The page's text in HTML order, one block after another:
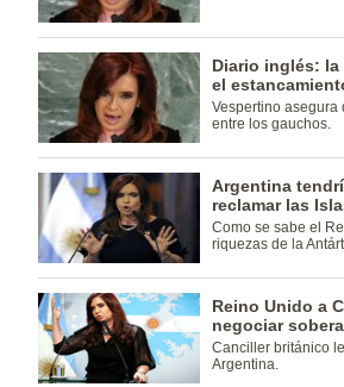
Diario inglés:
el
Vespertino asegura
entre los gauchos.
Argentina
reclamar las
Como se sabe el
riquezas de la
Reino Unido a
negociar
Canciller británico
Argentina.